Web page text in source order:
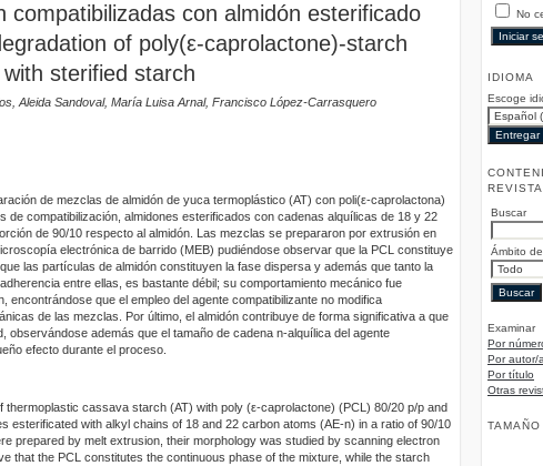
No
IDIOMA
Escoge
REVISTA
Buscar
Ámbito
Examinar
Por
Por autor/a
Por título
Otras
compatibilizadas con almidón esterificado
of poly(ε-caprolactone)-starch
sterified starch
Aleida Sandoval, María Luisa Arnal, Francisco López-Carrasquero
de mezclas de almidón de yuca termoplástico (AT) con poli(ε-caprolactona)
de compatibilización, almidones esterificados con cadenas alquílicas de 18 y 22
de 90/10 respecto al almidón. Las mezclas se prepararon por extrusión en
electrónica de barrido (MEB) pudiéndose observar que la PCL constituye
las partículas de almidón constituyen la fase dispersa y además que tanto la
entre ellas, es bastante débil; su comportamiento mecánico fue
encontrándose que el empleo del agente compatibilizante no modifica
de las mezclas. Por último, el almidón contribuye de forma significativa a que
observándose además que el tamaño de cadena n-alquílica del agente
efecto durante el proceso.
thermoplastic cassava starch (AT) with poly (ε-caprolactone) (PCL) 80/20 p/p and
esterificated with alkyl chains of 18 and 22 carbon atoms (AE-n) in a ratio of 90/10
prepared by melt extrusion, their morphology was studied by scanning electron
that the PCL constitutes the continuous phase of the mixture, while the starch